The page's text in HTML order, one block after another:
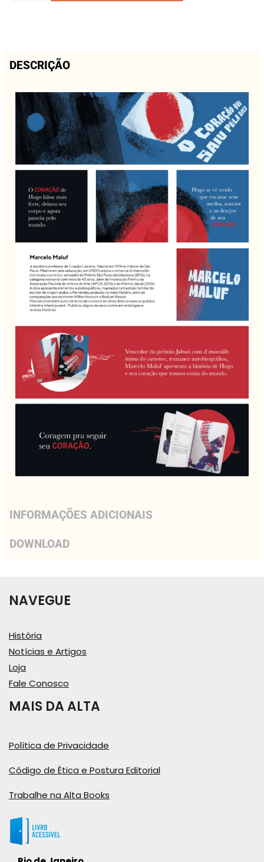
DESCRIÇÃO
INFORMAÇÕES ADICIONAIS
DOWNLOAD
NAVEGUE
História
Notícias e Artigos
Loja
Fale Conosco
MAIS DA ALTA
Política de Privacidade
Código de Ética e Postura Editorial
Trabalhe na Alta Books